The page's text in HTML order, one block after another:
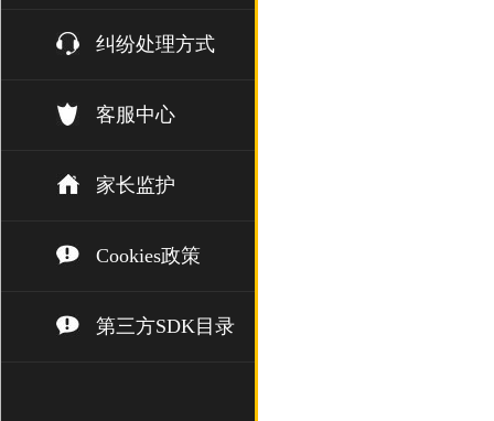
纠纷处理方式
客服中心
家长监护
Cookies政策
第三方SDK目录